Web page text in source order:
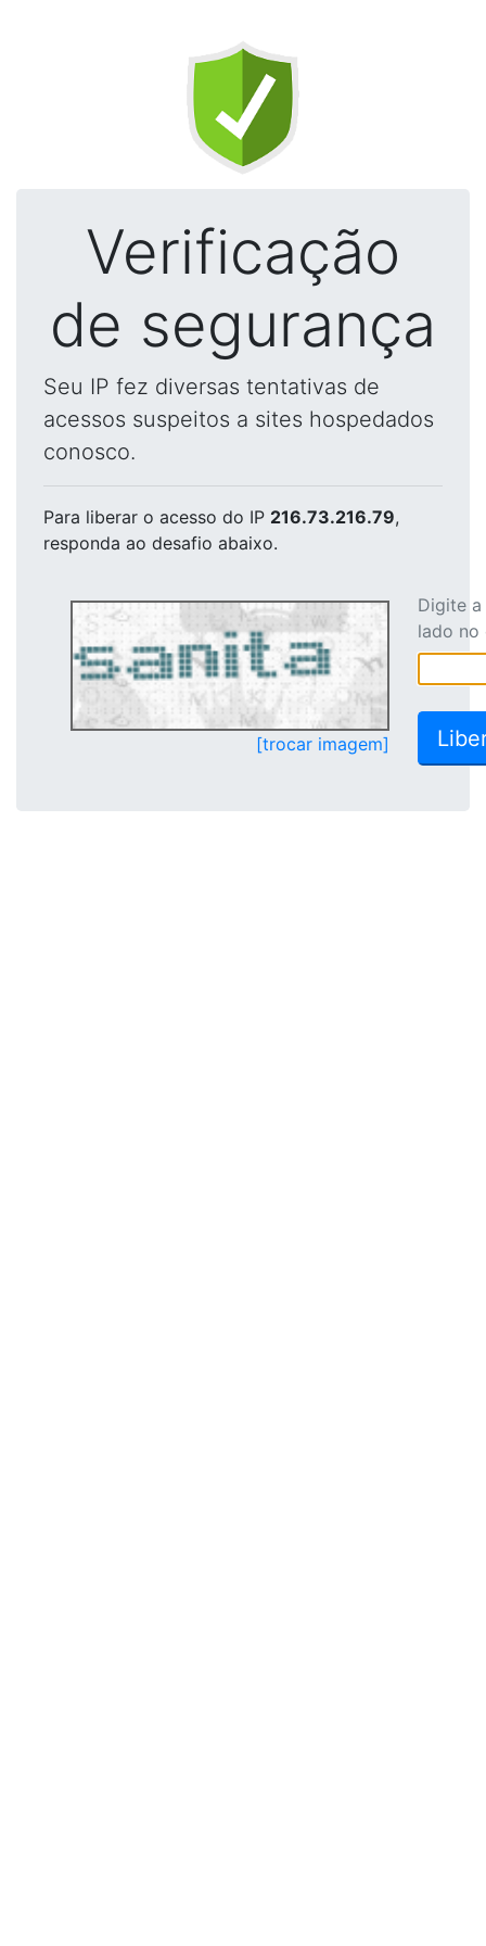
Verificação
de segurança
Seu IP fez diversas tentativas de
acessos suspeitos a sites hospedados
conosco.
Para liberar o acesso do IP 216.73.216.79,
responda ao desafio abaixo.
[trocar imagem]
Digite
lado no